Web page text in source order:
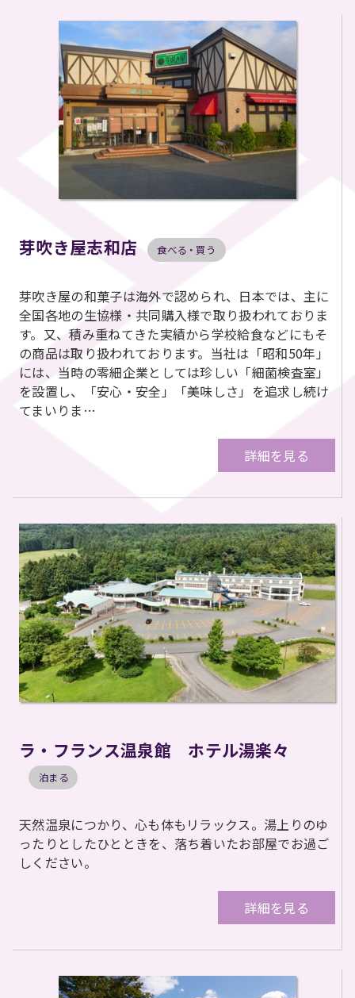
芽吹き屋志和店 食べる・買う
芽吹き屋の和菓子は海外で認められ、日本では、主に
全国各地の生協様・共同購入様で取り扱われておりま
す。又、積み重ねてきた実績から学校給食などにもそ
の商品は取り扱われております。当社は「昭和50年」
には、当時の零細企業としては珍しい「細菌検査室」
を設置し、「安心・安全」「美味しさ」を追求し続け
てまいりま…
詳細を見る
ラ・フランス温泉館 ホテル湯楽々
泊まる
天然温泉につかり、心も体もリラックス。湯上りのゆ
ったりとしたひとときを、落ち着いたお部屋でお過ご
しください。
詳細を見る